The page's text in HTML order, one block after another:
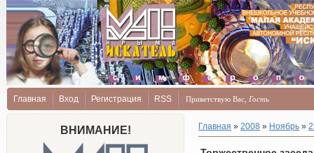
Главная Вход Регистрация RSS Приветствую Вас Гость
ВНИМАНИЕ! Главная » 2008 » Ноябрь »